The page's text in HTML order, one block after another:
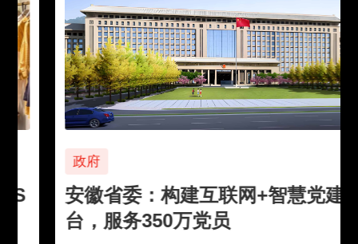
安徽省委：构建互联网+智慧党建平
台，服务350万党员